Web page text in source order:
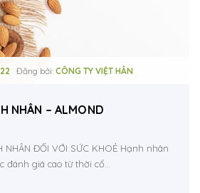
Đăng bởi: CÔNG TY VIỆT HÂN
NHÂN – ALMOND
NHÂN ĐỐI VỚI SỨC KHOẺ Hạnh nhân
đánh giá cao từ thời cổ...